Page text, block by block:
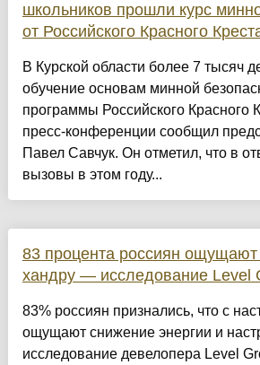
школьников прошли курс
от Российского Красного
В Курской области более 7 тысяч
обучение основам минной
программы Российского Красного
пресс-конференции сообщил
Павел Савчук. Он отметил, что в
вызовы в этом году...
83 процента россиян
хандру — исследование Level
83% россиян признались, что с
ощущают снижение энергии и
исследование девелопера Level